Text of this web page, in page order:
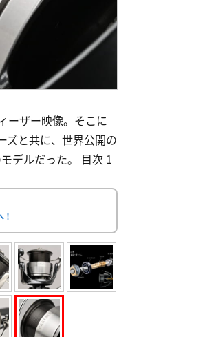
ーザー映像。そこに
と共に、世界公開の
デルだった。 目次 1